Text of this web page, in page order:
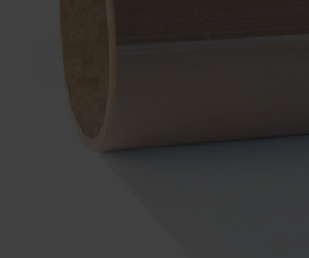
Previous